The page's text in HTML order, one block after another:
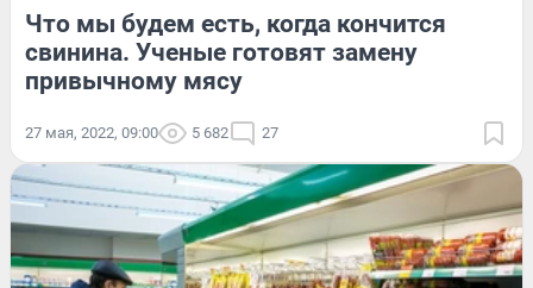
Что мы будем есть, когда кончится
свинина. Ученые готовят замену
привычному мясу
27 мая, 2022, 09:00 5 682 27